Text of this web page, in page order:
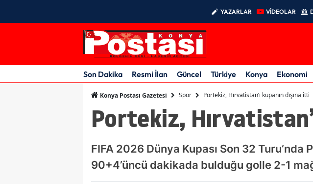
YAZARLAR VİDEOLAR
Son Dakika Resmi İlan Güncel Türkiye Konya Ekonomi
Konya Postası Gazetesi Spor Portekiz, Hırvatistan’ı kupanın dışına itti
Portekiz,
FIFA 2026 Dünya Kupası Son 32
90+4’üncü dakikada bulduğu golle 2-1